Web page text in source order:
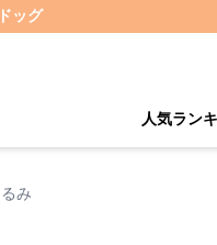
ッグ
人気ラン
み